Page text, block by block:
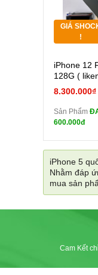
GIÁ
!
màn
các Phụ
iPhone 12
128G (
8.300.000₫
Sản Phẩm
600.000đ
iPhone 5
Nhằm đáp
mua sản
Cam Kết